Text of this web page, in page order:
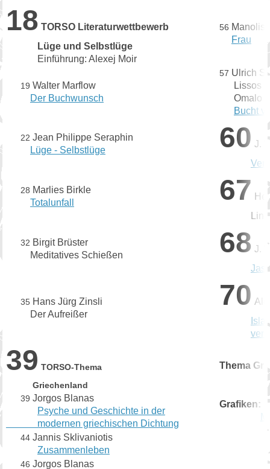
18 TORSO Literaturwettbewerb
Lüge und Selbstlüge
Einführung: Alexej Moir
56 Manolis
Frau
19 Walter Marflow
Der Buchwunsch
57 Ulrich
Lissos
Omalo -
Bucht
22 Jean Philippe Seraphin
Lüge - Selbstlüge
60 J.
28 Marlies Birkle
Totalunfall
67
32 Birgit Brüster
Meditatives Schießen
68 J.
35 Hans Jürg Zinsli
Der Aufreißer
70
39 TORSO-Thema
Griechenland
Thema
39 Jorgos Blanas
Psyche und Geschichte in der
modernen griechischen Dichtung
Grafiken:
44 Jannis Sklivaniotis
Zusammenleben
46 Jorgos Blanas